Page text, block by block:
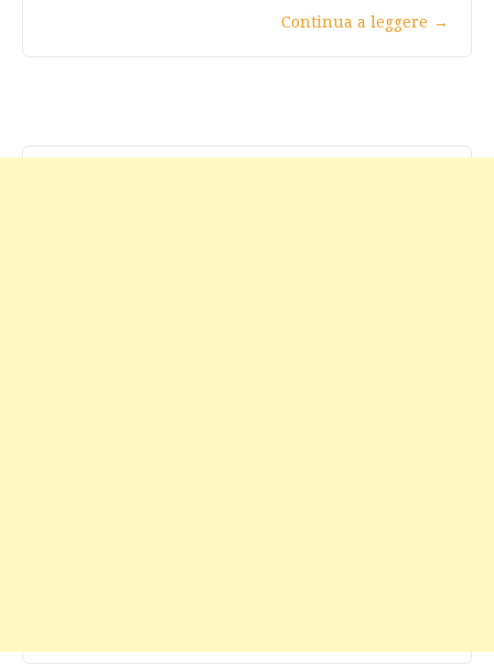
Continua a leggere →